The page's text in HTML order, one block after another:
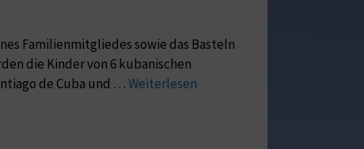
Familienmitgliedes sowie das Basteln
die Kinder von 6 kubanischen
de Cuba und …Weiterlesen